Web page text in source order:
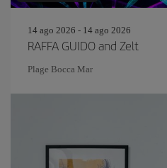
14 ago 2026 - 14 ago 2026
RAFFA GUIDO and Zelt
Plage Bocca Mar